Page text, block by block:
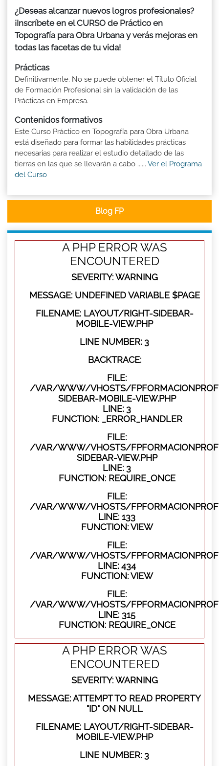
¿Deseas alcanzar nuevos logros profesionales?
¡Inscríbete en el CURSO de Práctico en
Topografía para Obra Urbana y verás mejoras en
todas las facetas de tu vida!
Prácticas
Definitivamente. No se puede obtener el Título Oficial
de Formación Profesional sin la validación de las
Prácticas en Empresa.
Contenidos formativos
Este Curso Práctico en Topografía para Obra Urbana
está diseñado para formar las habilidades prácticas
necesarias para realizar el estudio detallado de las
tierras en las que se llevarán a cabo ...... Ver el Programa
del Curso
Blog FP
A PHP ERROR WAS
ENCOUNTERED
SEVERITY: WARNING
MESSAGE: UNDEFINED VARIABLE $PAGE
FILENAME: LAYOUT/RIGHT-SIDEBAR-
MOBILE-VIEW.PHP
LINE NUMBER: 3
BACKTRACE:
FILE:
/VAR/WWW/VHOSTS/
SIDEBAR-MOBILE-VIEW.PHP
LINE: 3
FUNCTION: _ERROR_HANDLER
FILE:
/VAR/WWW/VHOSTS/
SIDEBAR-VIEW.PHP
LINE: 3
FUNCTION: REQUIRE_ONCE
FILE:
/VAR/WWW/VHOSTS/
LINE: 133
FUNCTION: VIEW
FILE:
/VAR/WWW/VHOSTS/
LINE: 434
FUNCTION: VIEW
FILE:
/VAR/WWW/VHOSTS/
LINE: 315
FUNCTION: REQUIRE_ONCE
A PHP ERROR WAS
ENCOUNTERED
SEVERITY: WARNING
MESSAGE: ATTEMPT TO READ PROPERTY
"ID" ON NULL
FILENAME: LAYOUT/RIGHT-SIDEBAR-
MOBILE-VIEW.PHP
LINE NUMBER: 3